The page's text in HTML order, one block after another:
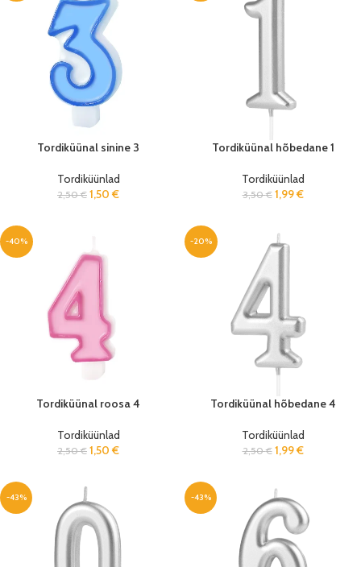
Tordiküünal sinine 3
Tordiküünlad
2,50€ 1,50 €
Tordiküünal hõbedane 1
Tordiküünlad
3,50€ 1,99€
-40%
Tordiküünal roosa 4
Tordiküünlad
2,50€ 1,50 €
-20%
Tordiküünal hõbedane 4
Tordiküünlad
2,50€ 1,99€
-43% -43%